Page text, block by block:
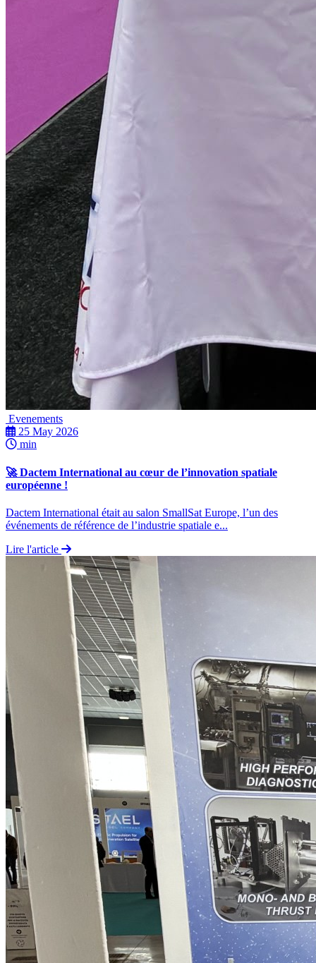
Evenements
25 May 2026
min
🚀 Dactem International au cœur de l’innovation spatiale
européenne !
Dactem International était au salon SmallSat Europe, l’un des
événements de référence de l’industrie spatiale e...
Lire l'article